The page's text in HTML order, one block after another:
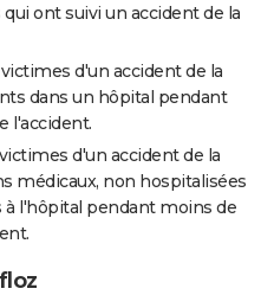
ont suivi un accident de la
d'un accident de la
dans un hôpital pendant
l'accident.
d'un accident de la
médicaux, non hospitalisées
l'hôpital pendant moins de